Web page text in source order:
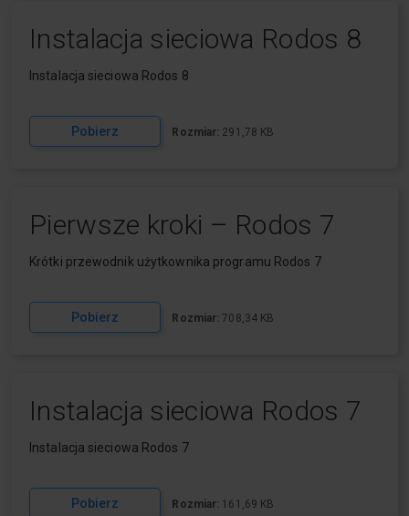
Instalacja sieciowa Rodos 8
Instalacja sieciowa Rodos 8
Pobierz Rozmiar: 291,78 KB
Pierwsze kroki – Rodos 7
Krótki przewodnik użytkownika programu Rodos 7
Pobierz Rozmiar: 708,34 KB
Instalacja sieciowa Rodos 7
Instalacja sieciowa Rodos 7
Pobierz Rozmiar: 161,69 KB